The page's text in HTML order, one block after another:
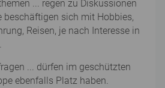
... regen zu Diskussionen
beschäftigen sich mit Hobbies,
Reisen, je nach Interesse in
... dürfen im geschützten
ebenfalls Platz haben.